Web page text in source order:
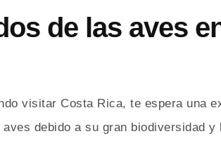
de las aves
visitar Costa Rica, te espera una
debido a su gran biodiversidad